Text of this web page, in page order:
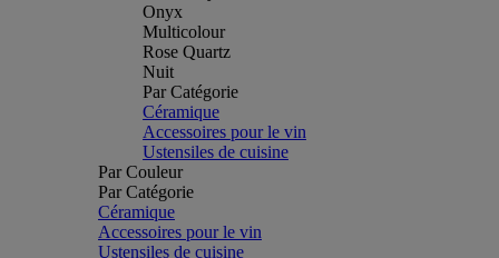
Onyx
Multicolour
Rose Quartz
Nuit
Par Catégorie
Céramique
Accessoires pour le vin
Ustensiles de cuisine
Par Couleur
Par Catégorie
Céramique
Accessoires pour le vin
Ustensiles de cuisine